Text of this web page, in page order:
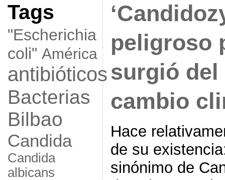
Tags
"Escherichia
coli" América
antibióticos
Bacterias
Bilbao
Candida
Candida
albicans
peligroso
surgió del
cambio
Hace
de su
sinónimo de